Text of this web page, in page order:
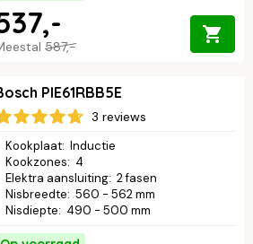
587,-
PIE61RBB5E
3 reviews
Kookplaat: Inductie
Kookzones: 4
Elektra aansluiting: 2 fasen
Nisbreedte: 560 - 562 mm
Nisdiepte: 490 - 500 mm